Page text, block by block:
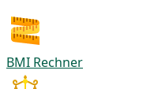
BMI Rechner